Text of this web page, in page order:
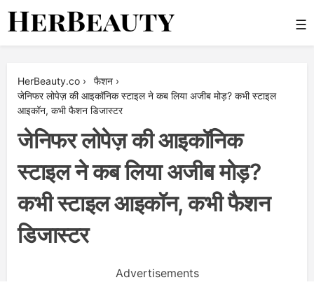
Skip
☰
HerBeauty.co › फैशन ›
जेनिफर लोपेज़ की आइकॉनिक स्टाइल ने कब लिया अजीब मोड़? कभी स्टाइल
आइकॉन, कभी फैशन डिजास्टर
जेनिफर लोपेज़ की आइकॉनिक
स्टाइल ने कब लिया अजीब मोड़?
कभी स्टाइल आइकॉन, कभी फैशन
डिजास्टर
Advertisements